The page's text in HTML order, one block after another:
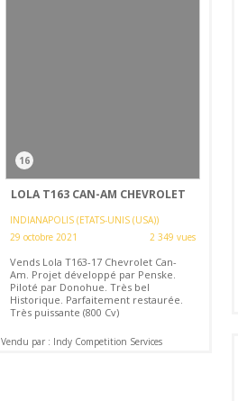
16
LOLA T163 CAN-AM CHEVROLET
INDIANAPOLIS (ETATS-UNIS (USA))
29 octobre 2021
2 349 vues
Vends Lola T163-17 Chevrolet Can-
Am. Projet développé par Penske.
Piloté par Donohue. Très bel
Historique. Parfaitement restaurée.
Très puissante (800 Cv)
Vendu par : Indy Competition Services